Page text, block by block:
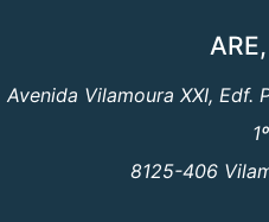
Avenida Vilamoura XXI, Edf.
8125-406